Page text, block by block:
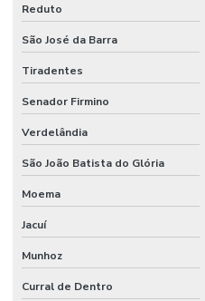
Reduto
São José da Barra
Tiradentes
Senador Firmino
Verdelândia
São João Batista do Glória
Moema
Jacuí
Munhoz
Curral de Dentro